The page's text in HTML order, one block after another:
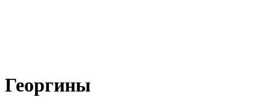
Георгины